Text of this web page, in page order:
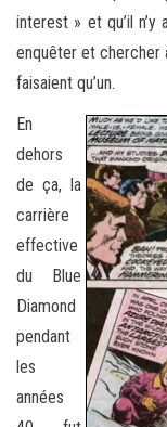
interest » et qu’il
enquêter et chercher
faisaient qu’un.
En
dehors
de ça, la
carrière
effective
du Blue
Diamond
pendant
les
années